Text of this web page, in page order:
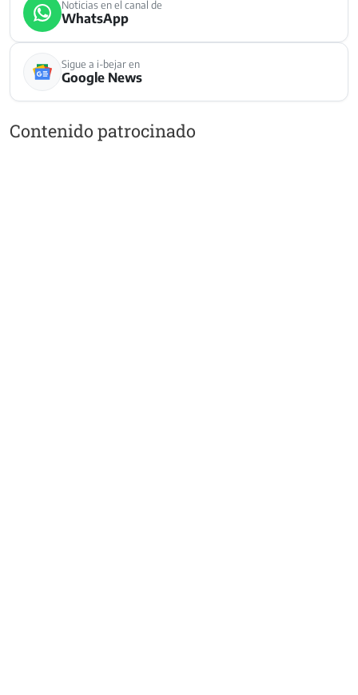
Noticias en el canal de
WhatsApp
Sigue a i-bejar en
Google News
Contenido patrocinado